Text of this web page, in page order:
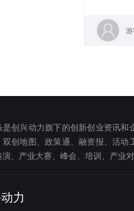
是创兴动力旗下的创新创业资讯
双创地图、政策通、融资报、活动
、产业大赛、峰会、培训、产业
力